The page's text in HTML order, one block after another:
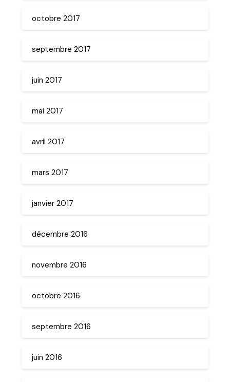
octobre 2017
septembre 2017
juin 2017
mai 2017
avril 2017
mars 2017
janvier 2017
décembre 2016
novembre 2016
octobre 2016
septembre 2016
juin 2016